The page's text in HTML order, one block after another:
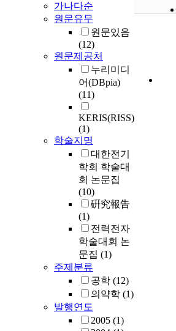
가나다순
원문유무
원문있음
(12)
원문제공처
누리미디
어(DBpia)
(11)
KERIS(RISS)
(1)
학술지명
대한전기
학회 학술대
회 논문집
(10)
硏究報告
(1)
전력전자
학술대회 논
문집 (1)
주제분류
공학 (12)
의약학 (1)
발행연도
2005 (1)